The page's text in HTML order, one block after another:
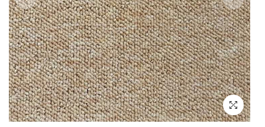
REFERENCE
SOUTĚŽ
KONTAKT